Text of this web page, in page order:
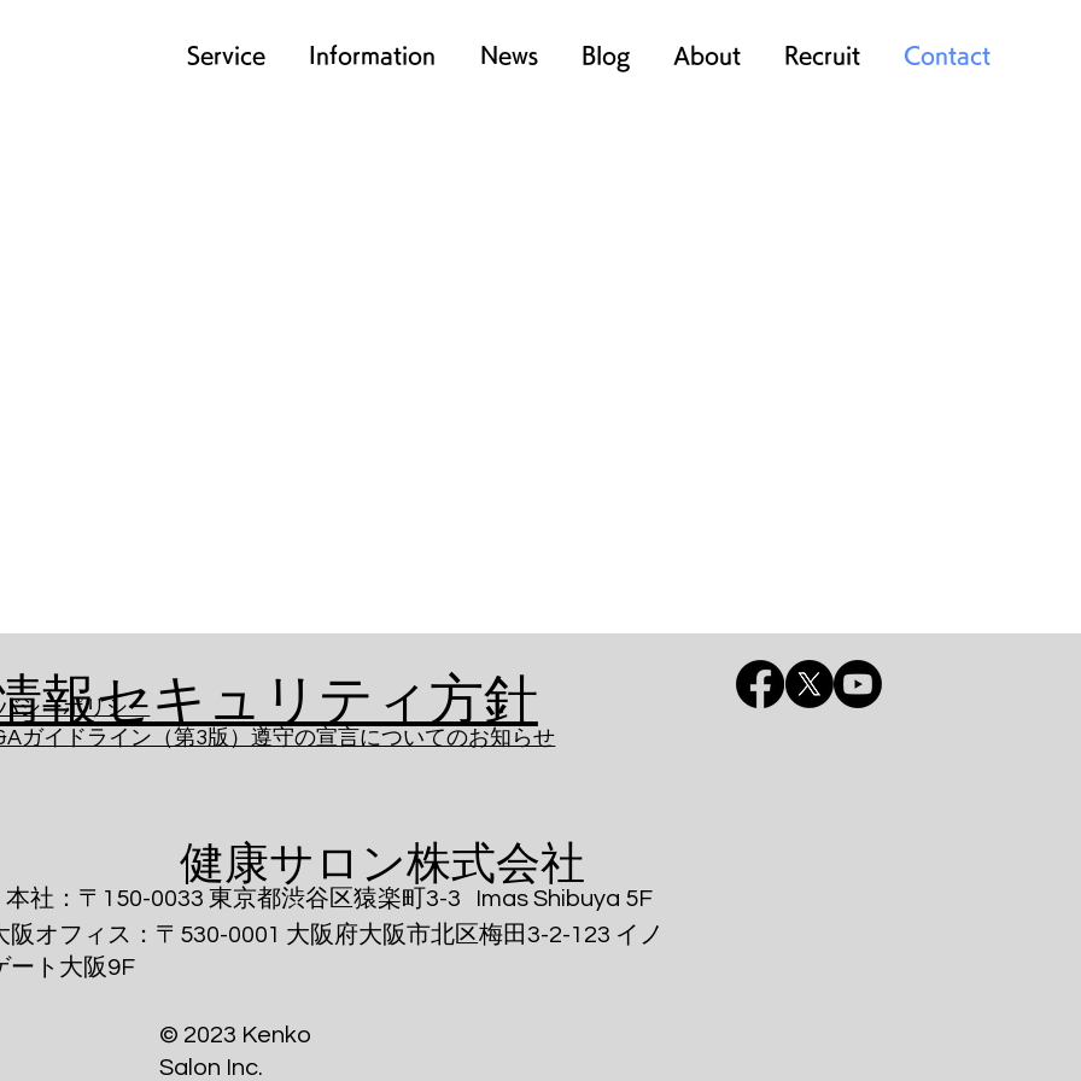
Service Information News Blog About Recruit Contact
報セキュリティ方針
シーポリシー
ガイドライン（第3版）遵守の宣言についてのお知らせ
​ 健康サロン株式会社
阪オフィス：〒530-0001 大阪府大阪市北区梅田3-2-123 イノ
ート大阪9F
​本社：〒150-0033 東京都渋谷区猿楽町3-3 Imas Shibuya 5F
© 2023 Kenko
Salon Inc.